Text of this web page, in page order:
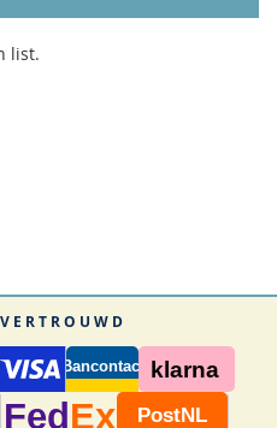
list.
Bancontact klarna
Fed Ex PostNL